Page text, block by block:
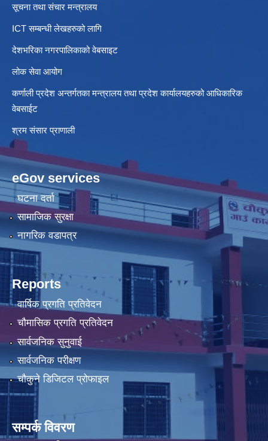
सूचना तथा संचार मन्त्रालय
ICT सम्बन्धी लेखहरुको लागि
देशभरिका नगरपालिकाको वेबसाइट
लोक सेवा आयोग
कर्णाली प्रदेश अन्तर्गतका मन्त्रालय तथा प्रदेश कार्यालयहरुको आधिकारिक
वेबसाईट
श्रम संसार प्राणाली
eGov services
घटना दर्ता
सामाजिक सुरक्षा
नागरिक वडापत्र
Reports
वार्षिक प्रगति प्रतिवेदन
चौमासिक प्रगति प्रतिवेदन
सार्वजनिक सुनुवाई
सार्वजनिक परीक्षण
चौकुने डिजिटल प्रोफाइल
सम्पर्क विवरण